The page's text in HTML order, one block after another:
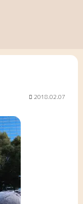
2018.02.07